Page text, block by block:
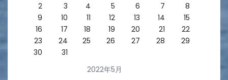
2022年5月
2
3 4 5 6 7
8
9
10 11 12 13 14
15
16
17 18 19 20 21
22
23
24 25 26 27 28
29
30
31